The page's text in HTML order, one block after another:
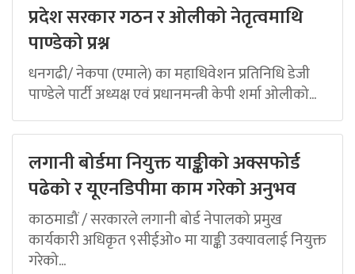
प्रदेश सरकार गठन र ओलीको नेतृत्वमाथि
पाण्डेको प्रश्न
धनगढी/ नेकपा (एमाले) का महाधिवेशन प्रतिनिधि डेजी
पाण्डेले पार्टी अध्यक्ष एवं प्रधानमन्त्री केपी शर्मा ओलीको...
लगानी बोर्डमा नियुक्त याङ्कीको अक्सफोर्ड
पढेको र यूएनडिपीमा काम गरेको अनुभव
काठमाडौं / सरकारले लगानी बोर्ड नेपालको प्रमुख
कार्यकारी अधिकृत ९सीईओ० मा याङ्की उक्यावलाई नियुक्त
गरेको...